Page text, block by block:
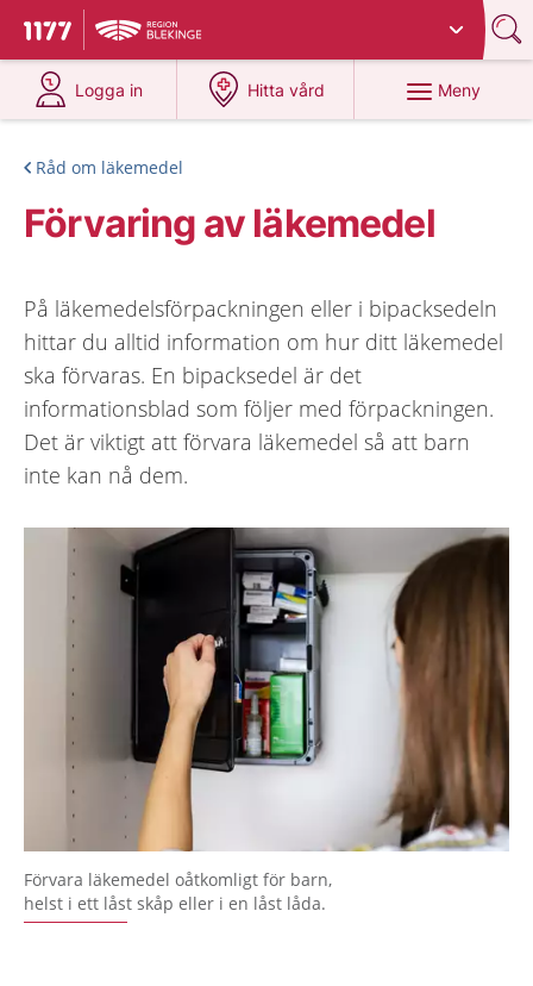
Till startsidan för 1177
Du har valt region
Logga in
på 1177.se
Hitta vård
på 1177.se
Meny
Råd om läkemedel
Förvaring av läkemedel
På läkemedelsförpackningen eller i bipacksedeln
hittar du alltid information om hur ditt läkemedel
ska förvaras. En bipacksedel är det
informationsblad som följer med förpackningen.
Det är viktigt att förvara läkemedel så att barn
inte kan nå dem.
Förvara läkemedel oåtkomligt för barn,
helst i ett låst skåp eller i en låst låda.